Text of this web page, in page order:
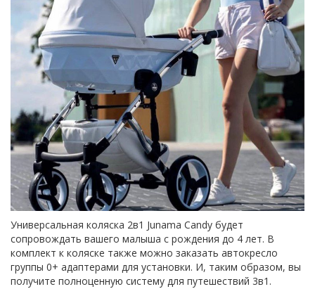
Универсальная коляска 2в1 Junama Candy будет
сопровождать вашего малыша с рождения до 4 лет. В
комплект к коляске также можно заказать автокресло
группы 0+ адаптерами для установки. И, таким образом, вы
получите полноценную систему для путешествий 3в1.